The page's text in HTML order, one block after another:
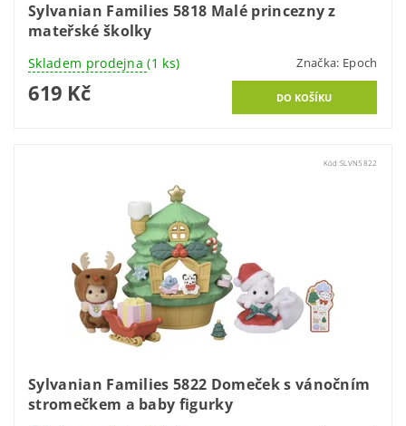
Sylvanian Families 5818 Malé princezny z
mateřské školky
Skladem prodejna(1 ks) Značka: Epoch
619 Kč
Kód: SLVN5822
Sylvanian Families 5822 Domeček s vánočním
stromečkem a baby figurky